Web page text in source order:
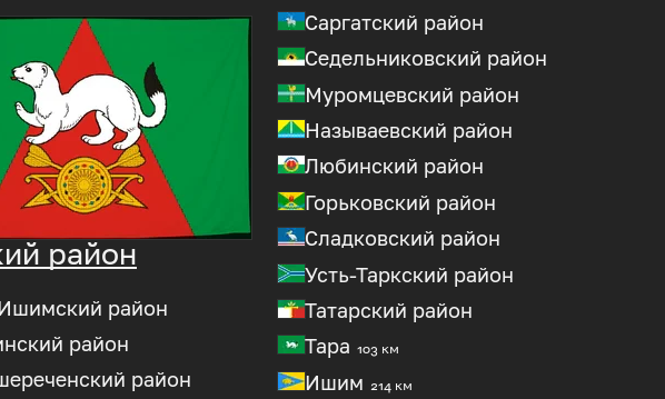
район
район
район
район
Саргатский район
Седельниковский район
Муромцевский район
Называевский район
Любинский район
Горьковский район
Сладковский район
Усть-Таркский район
Татарский район
Тара 103 км
Ишим 214 км